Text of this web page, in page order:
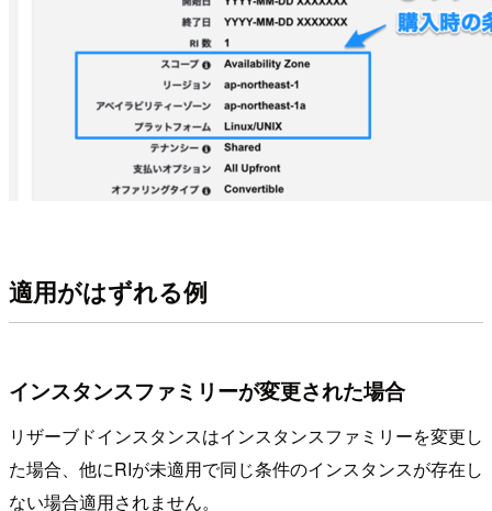
適用がはずれる例
インスタンスファミリーが変更された場合
リザーブドインスタンスはインスタンスファミリーを変更し
た場合、他にRIが未適用で同じ条件のインスタンスが存在し
ない場合適用されません。